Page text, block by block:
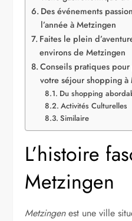
Des événements
l’année à Metzingen
Faites le plein
environs de Metzingen
Conseils pratiques
votre séjour shopping à
Du shopping
Activités Culturelles
Similaire
L’histoire
Metzingen
Metzingenest une ville